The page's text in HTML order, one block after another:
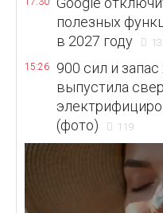
полезных
в 2027 году
15:26
900 сил и
выпустила
(фото)
119